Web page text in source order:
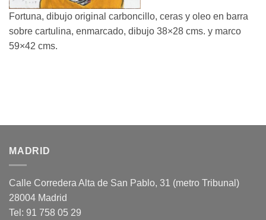
Fortuna, dibujo original carboncillo, ceras y oleo en barra
sobre cartulina, enmarcado, dibujo 38×28 cms. y marco
59×42 cms.
MADRID
Calle Corredera Alta de San Pablo, 31 (metro Tribunal)
28004 Madrid
Tel: 91 758 05 29